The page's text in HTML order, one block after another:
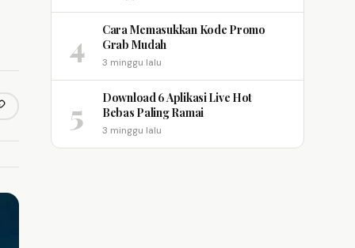
link
4
Cara Memasukkan Kode Promo
Grab Mudah
3 minggu lalu
5
Download 6 Aplikasi Live Hot
Bebas Paling Ramai
3 minggu lalu